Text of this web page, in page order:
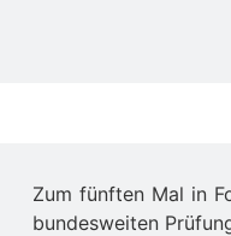
Zum fünften Mal in
bundesweiten